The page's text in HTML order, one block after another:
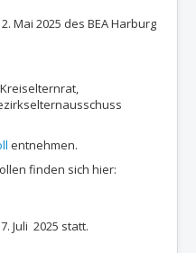
Mai 2025 des BEA Harburg
entnehmen.
finden sich hier:
Juli 2025 statt.